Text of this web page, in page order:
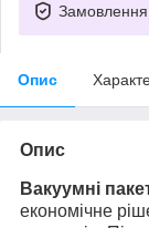
Замовлення
Опис
Опис
Вакуумні
економічне